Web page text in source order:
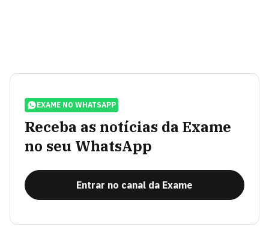
EXAME NO WHATSAPP
Receba as notícias da Exame
no seu WhatsApp
Entrar no canal da Exame